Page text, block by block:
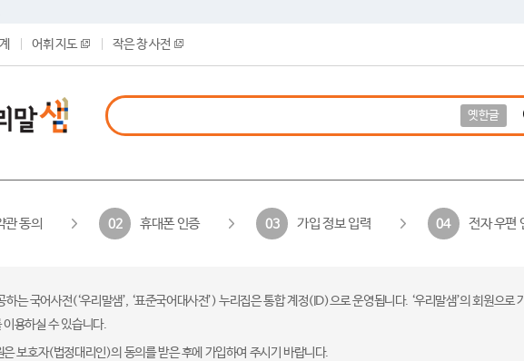
어휘 지도 작은 창 사전
옛한글
관 동의 02 휴대폰 인증 03 가입 정보 입력 04 전자 우편
하는 국어사전(‘우리말샘’, ‘표준국어대사전’) 누리집은 통합 계정(ID)으로 운영됩니다. ‘우리말샘’의 회원으
이용하실 수 있습니다.
보호자(법정대리인)의 동의를 받은 후에 가입하여 주시기 바랍니다.